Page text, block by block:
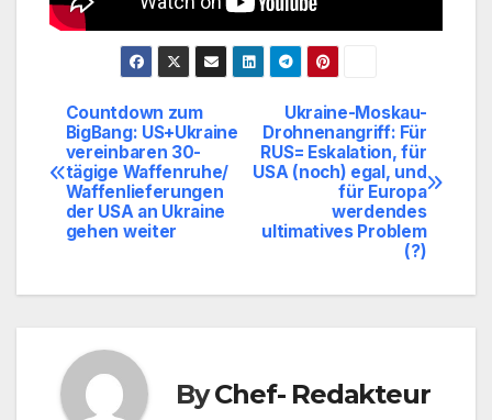
Beitragsnavigation
Ukraine-Moskau-
Drohnenangriff: Für
RUS= Eskalation, für
USA (noch) egal, und
für Europa
werdendes
ultimatives Problem
(?)
Countdown zum
BigBang: US+Ukraine
vereinbaren 30-
tägige Waffenruhe/
Waffenlieferungen
der USA an Ukraine
gehen weiter
ByChef- Redakteur